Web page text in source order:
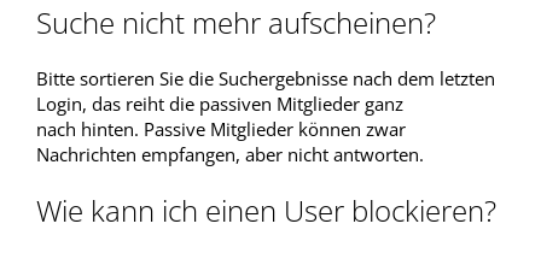
Suche nicht mehr aufscheinen?
Bitte sortieren Sie die Suchergebnisse nach dem letzten
Login, das reiht die passiven Mitglieder ganz
nach hinten. Passive Mitglieder können zwar
Nachrichten empfangen, aber nicht antworten.
Wie kann ich einen User blockieren?